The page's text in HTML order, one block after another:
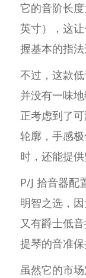
它的音阶长
英寸），这
握基本的指法
不过，这款
并没有一味
正考虑到了
轮廓，手感
时，还能提供
P/J 拾音器配
明智之选，
又有爵士低
提琴的音准保
虽然它的市